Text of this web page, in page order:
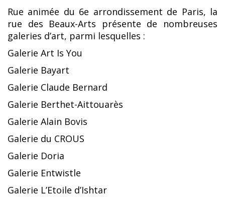
Rue animée du 6e arrondissement de Paris, la
rue des Beaux-Arts présente de nombreuses
galeries d’art, parmi lesquelles :
Galerie Art Is You
Galerie Bayart
Galerie Claude Bernard
Galerie Berthet-Aittouarès
Galerie Alain Bovis
Galerie du CROUS
Galerie Doria
Galerie Entwistle
Galerie L’Etoile d’Ishtar